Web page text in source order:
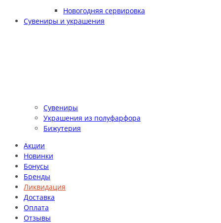
Новогодняя сервировка
Сувениры и украшения
Сувениры
Украшения из полуфарфора
Бижутерия
Акции
Новинки
Бонусы
Бренды
Ликвидация
Доставка
Оплата
Отзывы